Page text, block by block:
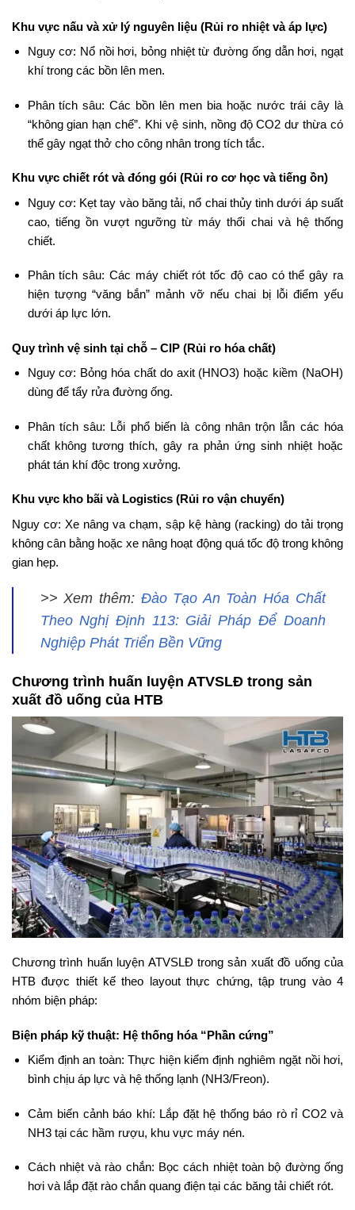
Khu vực nấu và xử lý nguyên liệu (Rủi ro nhiệt và áp lực)
Nguy cơ: Nổ nồi hơi, bỏng nhiệt từ đường ống dẫn hơi, ngạt
khí trong các bồn lên men.
Phân tích sâu: Các bồn lên men bia hoặc nước trái cây là
“không gian hạn chế”. Khi vệ sinh, nồng độ CO2 dư thừa có
thể gây ngạt thở cho công nhân trong tích tắc.
Khu vực chiết rót và đóng gói (Rủi ro cơ học và tiếng ồn)
Nguy cơ: Kẹt tay vào băng tải, nổ chai thủy tinh dưới áp suất
cao, tiếng ồn vượt ngưỡng từ máy thổi chai và hệ thống
chiết.
Phân tích sâu: Các máy chiết rót tốc độ cao có thể gây ra
hiện tượng “văng bắn” mảnh vỡ nếu chai bị lỗi điểm yếu
dưới áp lực lớn.
Quy trình vệ sinh tại chỗ – CIP (Rủi ro hóa chất)
Nguy cơ: Bỏng hóa chất do axit (HNO3) hoặc kiềm (NaOH)
dùng để tẩy rửa đường ống.
Phân tích sâu: Lỗi phổ biến là công nhân trộn lẫn các hóa
chất không tương thích, gây ra phản ứng sinh nhiệt hoặc
phát tán khí độc trong xưởng.
Khu vực kho bãi và Logistics (Rủi ro vận chuyển)
Nguy cơ: Xe nâng va chạm, sập kệ hàng (racking) do tải trọng
không cân bằng hoặc xe nâng hoạt động quá tốc độ trong không
gian hẹp.
>> Xem thêm: Đào Tạo An Toàn Hóa Chất
Theo Nghị Định 113: Giải Pháp Để Doanh
Nghiệp Phát Triển Bền Vững
Chương trình huấn luyện ATVSLĐ trong sản
xuất đồ uống của HTB
Chương trình huấn luyện ATVSLĐ trong sản xuất đồ uống của
HTB được thiết kế theo layout thực chứng, tập trung vào 4
nhóm biện pháp:
Biện pháp kỹ thuật: Hệ thống hóa “Phần cứng”
Kiểm định an toàn: Thực hiện kiểm định nghiêm ngặt nồi hơi,
bình chịu áp lực và hệ thống lạnh (NH3/Freon).
Cảm biến cảnh báo khí: Lắp đặt hệ thống báo rò rỉ CO2 và
NH3 tại các hầm rượu, khu vực máy nén.
Cách nhiệt và rào chắn: Bọc cách nhiệt toàn bộ đường ống
hơi và lắp đặt rào chắn quang điện tại các băng tải chiết rót.